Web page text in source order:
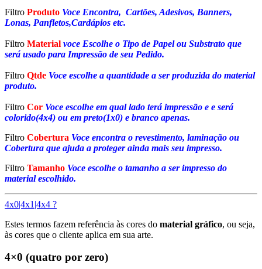
Filtro Produto Voce Encontra, Cartões, Adesivos, Banners,
Lonas, Panfletos,Cardápios etc.
Filtro Material voce Escolhe o Tipo de Papel ou Substrato que
será usado para Impressão de seu Pedido.
Filtro Qtde Voce escolhe a quantidade a ser produzida do material
produto.
Filtro Cor Voce escolhe em qual lado terá impressão e e será
colorido(4x4) ou em preto(1x0) e branco apenas.
Filtro Cobertura Voce encontra o revestimento, laminação ou
Cobertura que ajuda a proteger ainda mais seu impresso.
Filtro Tamanho Voce escolhe o tamanho a ser impresso do
material escolhido.
4x0|4x1|4x4 ?
Estes termos fazem referência às cores do material gráfico, ou seja,
às cores que o cliente aplica em sua arte.
4×0 (quatro por zero)